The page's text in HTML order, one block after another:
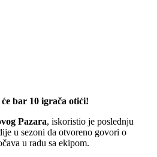
bar 10 igrača otići!
Pazara, iskoristio je poslednju
u sezoni da otvoreno govori o
u radu sa ekipom.